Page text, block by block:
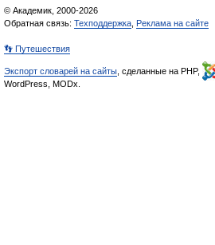
© Академик, 2000-2026
Обратная связь: Техподдержка Реклама на сайте
👣 Путешествия
Экспорт словарей на сайты , сделанные на PHP,
WordPress, MODx.